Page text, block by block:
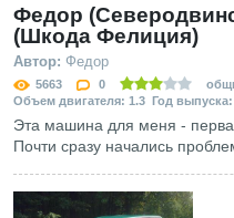
Федор
(Шкода Фелиция)
Автор: Федор
5663 0
Объем двигателя: 1.3 Год выпуска:
Эта машина для меня -
Почти сразу начались